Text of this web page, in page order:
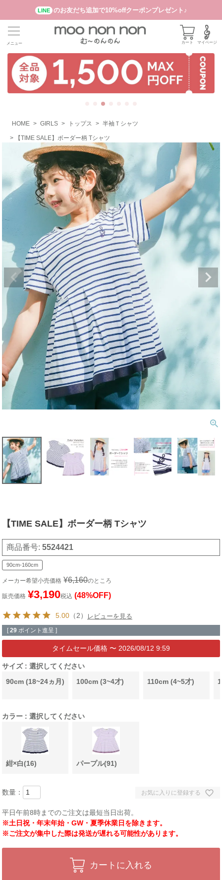
LINE のお友だち追加で10%offクーポンプレゼント♪
カート マイページ
メニュー
HOME GIRLS トップス 半袖Ｔシャツ
【TIME SALE】ボーダー柄 Tシャツ
【TIME SALE】ボーダー柄 Tシャツ
商品番号 5524421
90cm-160cm
メーカー希望小売価格 ¥6,160のところ
販売価格 ¥3,190税込 (48%OFF)
5.00 （2） レビューを見る
[ 29 ポイント進呈 ]
〜 2026/08/12 9:59
サイズ
選択してください
90cm (18~24ヵ月)
100cm (3~4才) 110cm (4~5才)
カラー 選択してください
紺×白(16) パープル(91)
お気に入りに登録する
平日午前8時までのご注文は最短当日出荷。
※土日祝・年末年始・GW・夏季休業日を除きます。
※ご注文が集中した際は発送が遅れる可能性があります。
カートに入れる